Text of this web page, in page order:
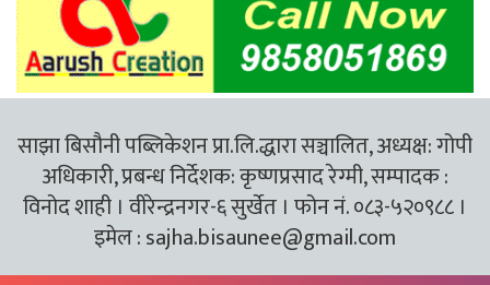
साझा बिसौनी पब्लिकेशन प्रा.लि.द्धारा सञ्चालित, अध्यक्ष: गोपी
अधिकारी, प्रबन्ध निर्देशक: कृष्णप्रसाद रेग्मी, सम्पादक :
विनोद शाही । वीरेन्द्रनगर-६ सुर्खेत । फोन नं. ०८३-५२०९८८ ।
इमेल :sajha.bisaunee@gmail.com